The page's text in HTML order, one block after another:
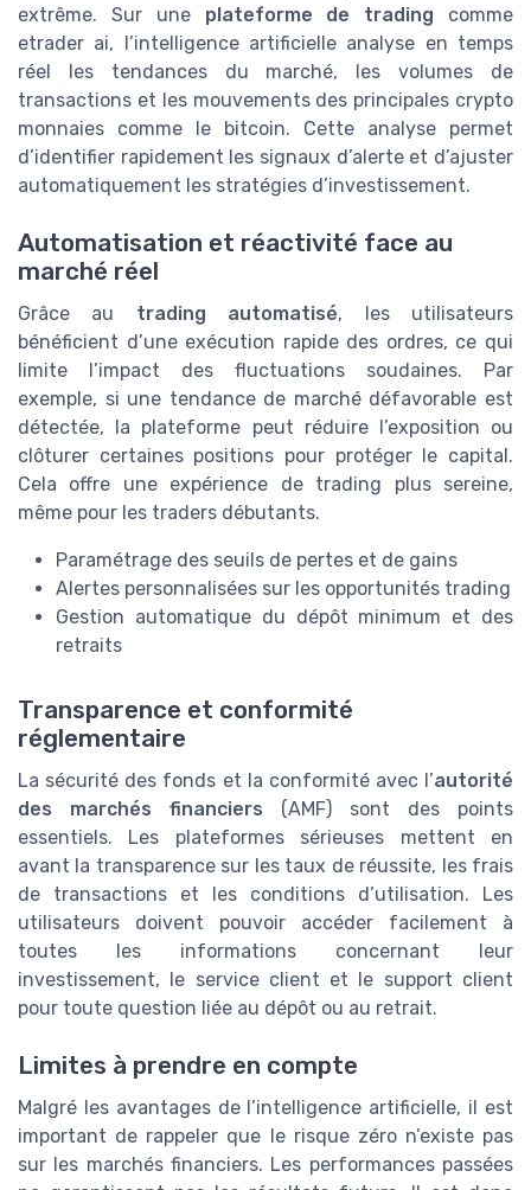
extrême. Sur une plateforme de trading comme
etrader ai, l’intelligence artificielle analyse en temps
réel les tendances du marché, les volumes de
transactions et les mouvements des principales crypto
monnaies comme le bitcoin. Cette analyse permet
d’identifier rapidement les signaux d’alerte et d’ajuster
automatiquement les stratégies d’investissement.
Automatisation et réactivité face au
marché réel
Grâce au trading automatisé, les utilisateurs
bénéficient d’une exécution rapide des ordres, ce qui
limite l’impact des fluctuations soudaines. Par
exemple, si une tendance de marché défavorable est
détectée, la plateforme peut réduire l’exposition ou
clôturer certaines positions pour protéger le capital.
Cela offre une expérience de trading plus sereine,
même pour les traders débutants.
Paramétrage des seuils de pertes et de gains
Alertes personnalisées sur les opportunités trading
Gestion automatique du dépôt minimum et des
retraits
Transparence et conformité
réglementaire
La sécurité des fonds et la conformité avec l’autorité
des marchés financiers (AMF) sont des points
essentiels. Les plateformes sérieuses mettent en
avant la transparence sur les taux de réussite, les frais
de transactions et les conditions d’utilisation. Les
utilisateurs doivent pouvoir accéder facilement à
toutes les informations concernant leur
investissement, le service client et le support client
pour toute question liée au dépôt ou au retrait.
Limites à prendre en compte
Malgré les avantages de l’intelligence artificielle, il est
important de rappeler que le risque zéro n’existe pas
sur les marchés financiers. Les performances passées